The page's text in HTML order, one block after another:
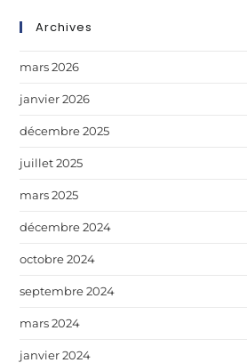
Archives
mars 2026
janvier 2026
décembre 2025
juillet 2025
mars 2025
décembre 2024
octobre 2024
septembre 2024
mars 2024
janvier 2024